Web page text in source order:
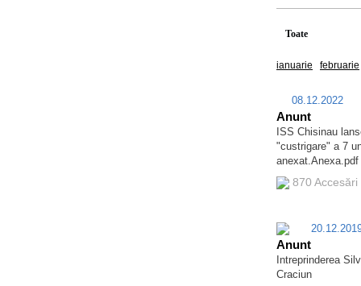
Toate
ianuarie februarie
08.12.2022
Anunt
ISS Chisinau
"custrigare" a 7
anexat.Anexa.pdf
870 Accesări
Anunt
Intreprinderea
Craciun